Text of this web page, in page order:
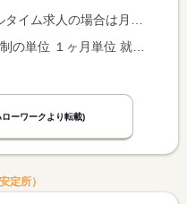
パート求人の場合は時間額を表示しています。
ローワークより転載)
定所）